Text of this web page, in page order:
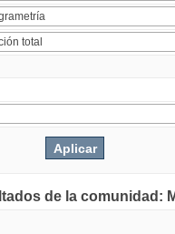
de la comunidad: